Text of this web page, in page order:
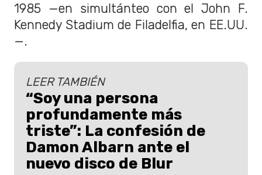
1985 —en simultánteo con el John F.
Kennedy Stadium de Filadelfia, en EE.UU.
—.
LEER TAMBIÉN
“Soy una persona
profundamente más
triste”: La confesión de
Damon Albarn ante el
nuevo disco de Blur